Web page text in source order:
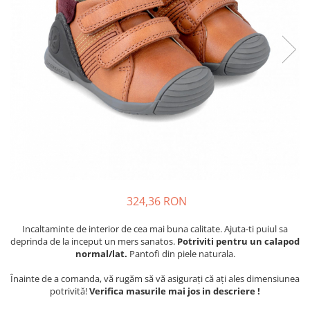
School Colection
324,36 RON
Incaltaminte de interior de cea mai buna calitate. Ajuta-ti puiul sa
deprinda de la inceput un mers sanatos. Potriviti pentru un calapod
normal/lat. Pantofi din piele naturala.
Înainte de a comanda, vă rugăm să vă asigurați că ați ales dimensiunea
potrivită!Verifica masurile mai jos in descriere !